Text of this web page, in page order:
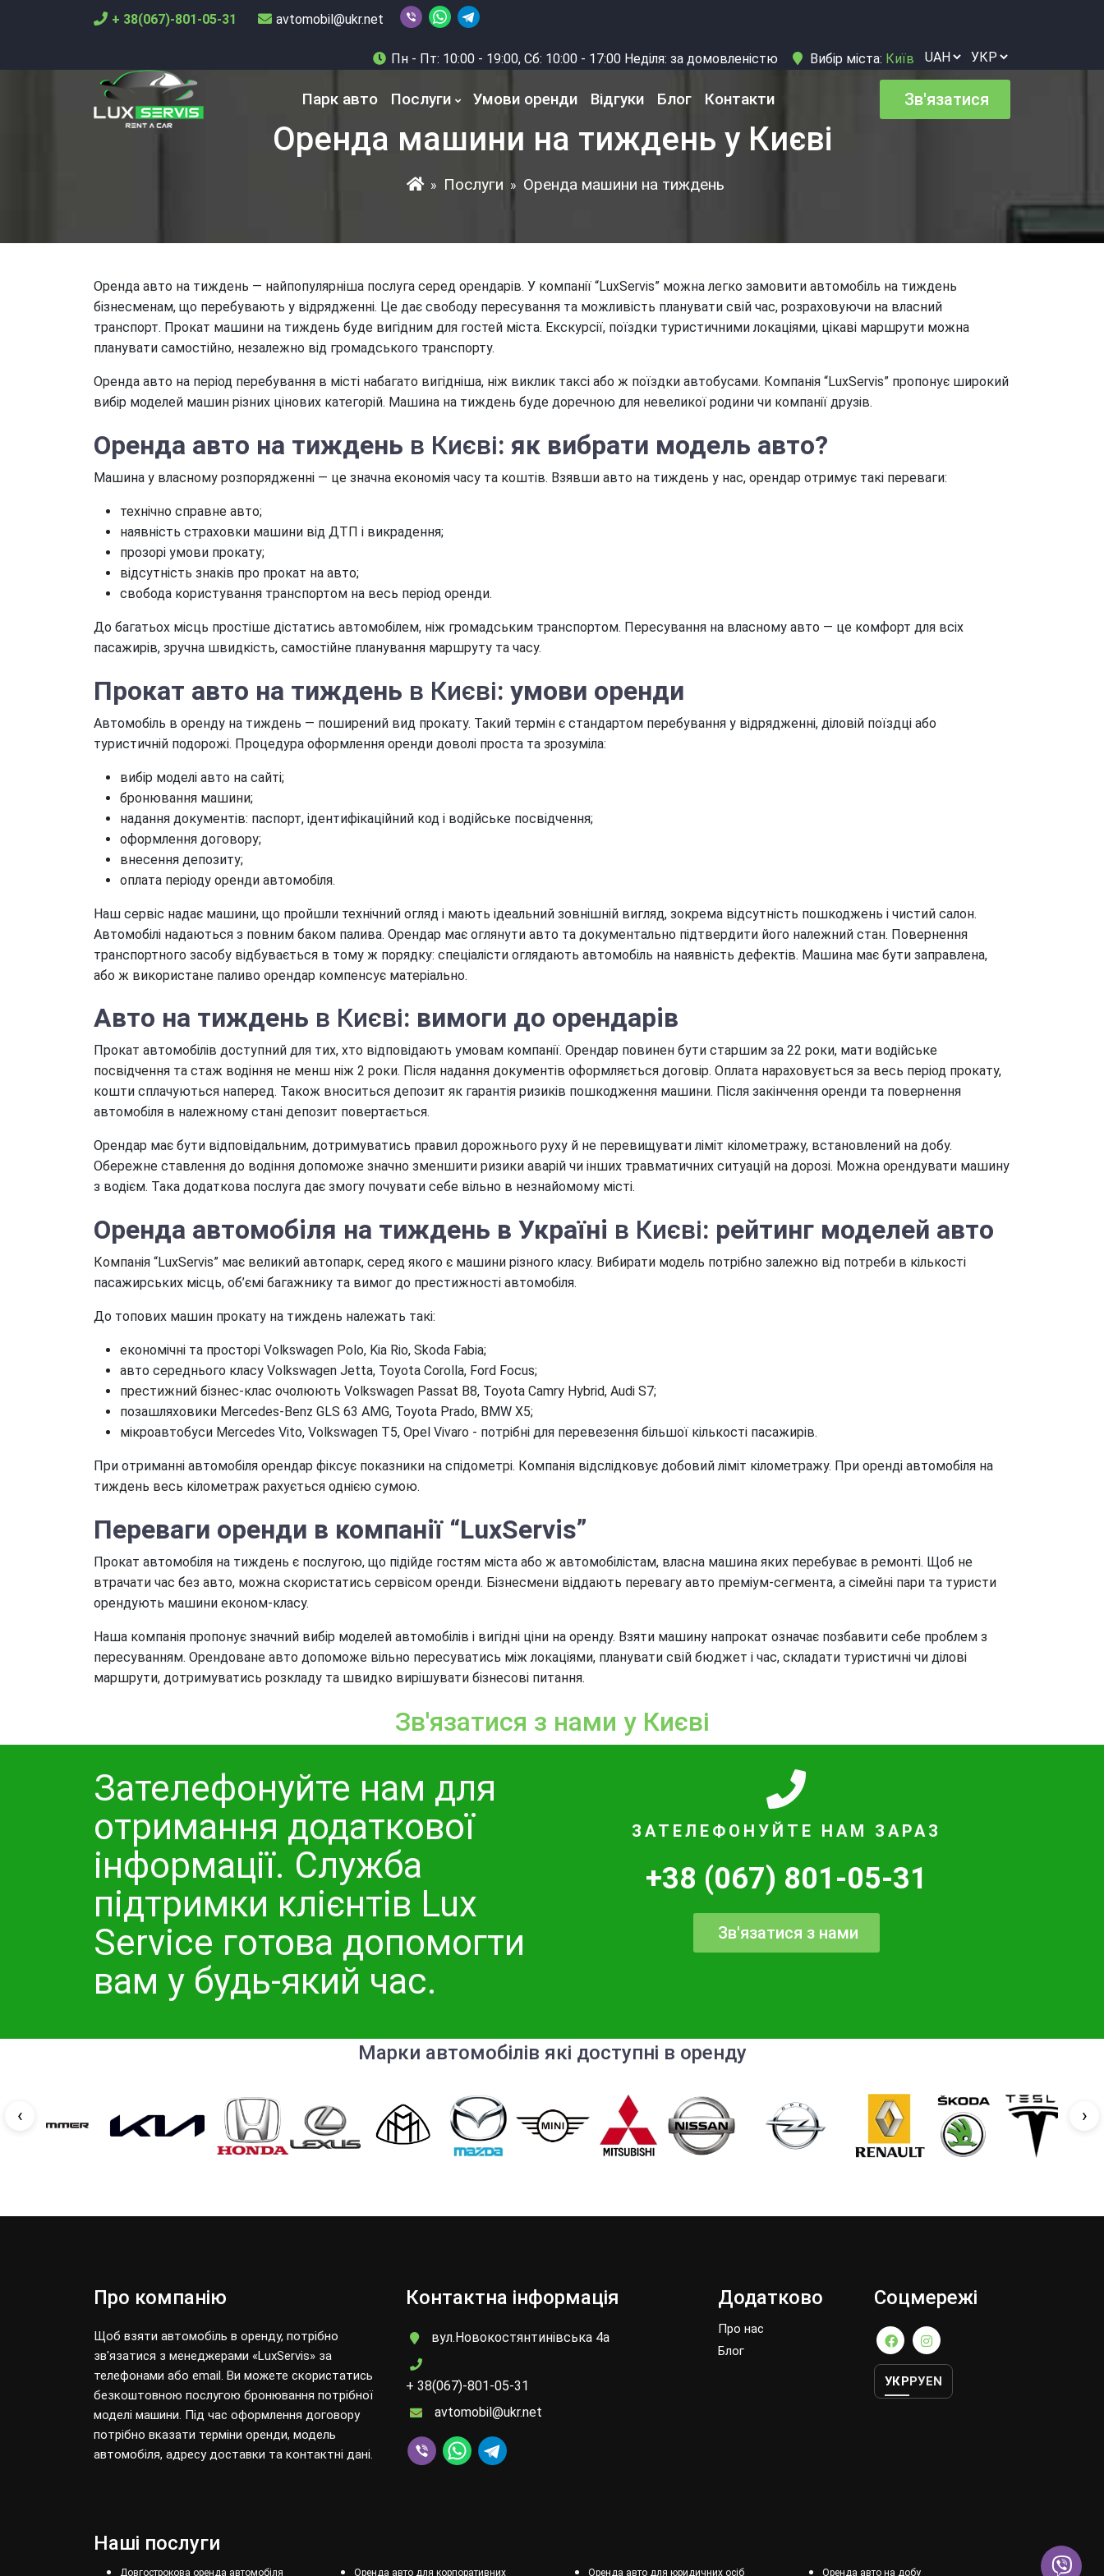
+ 38(067)-801-05-31 avtomobil@ukr.net
Пн - Пт: 10:00 - 19:00, Сб: 10:00 - 17:00 Неділя: за домовленістю Вибір міста: Київ
Парк авто Послуги Умови оренди Відгуки Блог Контакти Зв'язатися
Оренда машини на тиждень у Києві
» Послуги » Оренда машини на тиждень
Оренда авто на тиждень — найпопулярніша послуга серед орендарів. У компанії “LuxServis” можна легко замовити автомобіль на тиждень
бізнесменам, що перебувають у відрядженні. Це дає свободу пересування та можливість планувати свій час, розраховуючи на власний
транспорт. Прокат машини на тиждень буде вигідним для гостей міста. Екскурсії, поїздки туристичними локаціями, цікаві маршрути можна
планувати самостійно, незалежно від громадського транспорту.
Оренда авто на період перебування в місті набагато вигідніша, ніж виклик таксі або ж поїздки автобусами. Компанія “LuxServis” пропонує широкий
вибір моделей машин різних цінових категорій. Машина на тиждень буде доречною для невеликої родини чи компанії друзів.
Оренда авто на тиждень в Києві: як вибрати модель авто?
Машина у власному розпорядженні — це значна економія часу та коштів. Взявши авто на тиждень у нас, орендар отримує такі переваги:
технічно справне авто;
наявність страховки машини від ДТП і викрадення;
прозорі умови прокату;
відсутність знаків про прокат на авто;
свобода користування транспортом на весь період оренди.
До багатьох місць простіше дістатись автомобілем, ніж громадським транспортом. Пересування на власному авто — це комфорт для всіх
пасажирів, зручна швидкість, самостійне планування маршруту та часу.
Прокат авто на тиждень в Києві: умови оренди
Автомобіль в оренду на тиждень — поширений вид прокату. Такий термін є стандартом перебування у відрядженні, діловій поїздці або
туристичній подорожі. Процедура оформлення оренди доволі проста та зрозуміла:
вибір моделі авто на сайті;
бронювання машини;
надання документів: паспорт, ідентифікаційний код і водійське посвідчення;
оформлення договору;
внесення депозиту;
оплата періоду оренди автомобіля.
Наш сервіс надає машини, що пройшли технічний огляд і мають ідеальний зовнішній вигляд, зокрема відсутність пошкоджень і чистий салон.
Автомобілі надаються з повним баком палива. Орендар має оглянути авто та документально підтвердити його належний стан. Повернення
транспортного засобу відбувається в тому ж порядку: спеціалісти оглядають автомобіль на наявність дефектів. Машина має бути заправлена,
або ж використане паливо орендар компенсує матеріально.
Авто на тиждень в Києві: вимоги до орендарів
Прокат автомобілів доступний для тих, хто відповідають умовам компанії. Орендар повинен бути старшим за 22 роки, мати водійське
посвідчення та стаж водіння не менш ніж 2 роки. Після надання документів оформляється договір. Оплата нараховується за весь період прокату,
кошти сплачуються наперед. Також вноситься депозит як гарантія ризиків пошкодження машини. Після закінчення оренди та повернення
автомобіля в належному стані депозит повертається.
Орендар має бути відповідальним, дотримуватись правил дорожнього руху й не перевищувати ліміт кілометражу, встановлений на добу.
Обережне ставлення до водіння допоможе значно зменшити ризики аварій чи інших травматичних ситуацій на дорозі. Можна орендувати машину
з водієм. Така додаткова послуга дає змогу почувати себе вільно в незнайомому місті.
Оренда автомобіля на тиждень в Україні в Києві: рейтинг моделей авто
Компанія “LuxServis” має великий автопарк, серед якого є машини різного класу. Вибирати модель потрібно залежно від потреби в кількості
пасажирських місць, об’ємі багажнику та вимог до престижності автомобіля.
До топових машин прокату на тиждень належать такі:
економічні та просторі Volkswagen Polo, Kia Rio, Skoda Fabia;
авто середнього класу Volkswagen Jetta, Toyota Corolla, Ford Focus;
престижний бізнес-клас очолюють Volkswagen Passat B8, Toyota Camry Hybrid, Audi S7;
позашляховики Mercedes-Benz GLS 63 AMG, Toyota Prado, BMW X5;
мікроавтобуси Mercedes Vito, Volkswagen T5, Opel Vivaro - потрібні для перевезення більшої кількості пасажирів.
При отриманні автомобіля орендар фіксує показники на спідометрі. Компанія відслідковує добовий ліміт кілометражу. При оренді автомобіля на
тиждень весь кілометраж рахується однією сумою.
Переваги оренди в компанії “LuxServis”
Прокат автомобіля на тиждень є послугою, що підійде гостям міста або ж автомобілістам, власна машина яких перебуває в ремонті. Щоб не
втрачати час без авто, можна скористатись сервісом оренди. Бізнесмени віддають перевагу авто преміум-сегмента, а сімейні пари та туристи
орендують машини економ-класу.
Наша компанія пропонує значний вибір моделей автомобілів і вигідні ціни на оренду. Взяти машину напрокат означає позбавити себе проблем з
пересуванням. Орендоване авто допоможе вільно пересуватись між локаціями, планувати свій бюджет і час, складати туристичні чи ділові
маршрути, дотримуватись розкладу та швидко вирішувати бізнесові питання.
Зв'язатися з нами у Києві
Зателефонуйте нам для
отримання додаткової
інформації. Служба
підтримки клієнтів Lux
Service готова допомогти
вам у будь-який час.
ЗАТЕЛЕФОНУЙТЕ НАМ ЗАРАЗ
+38 (067) 801-05-31
Зв'язатися з нами
Марки автомобілів які доступні в оренду
‹ ›
Про компанію
Щоб взяти автомобіль в оренду, потрібно
зв'язатися з менеджерами «LuxServis» за
телефонами або email. Ви можете скористатись
безкоштовною послугою бронювання потрібної
моделі машини. Під час оформлення договору
потрібно вказати терміни оренди, модель
автомобіля, адресу доставки та контактні дані.
Контактна інформація
вул.Новокостянтинівська 4а
+ 38(067)-801-05-31
avtomobil@ukr.net
Додатково
Про нас
Блог
Соцмережі
УКРРУEN
Наші послуги
Довгострокова оренда автомобіля Оренда авто для корпоративних Оренда авто для юридичних осіб Оренда авто на добу